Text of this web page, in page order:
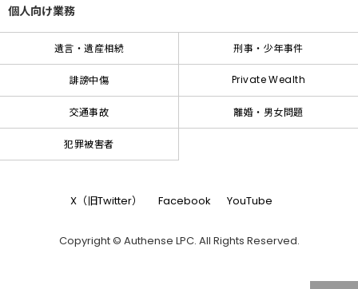
個人向け業務
遺言・遺産相続 刑事・少年事件
誹謗中傷 Private Wealth
交通事故 離婚・男女問題
犯罪被害者
X（旧Twitter） Facebook YouTube
Copyright © Authense LPC. All Rights Reserved.